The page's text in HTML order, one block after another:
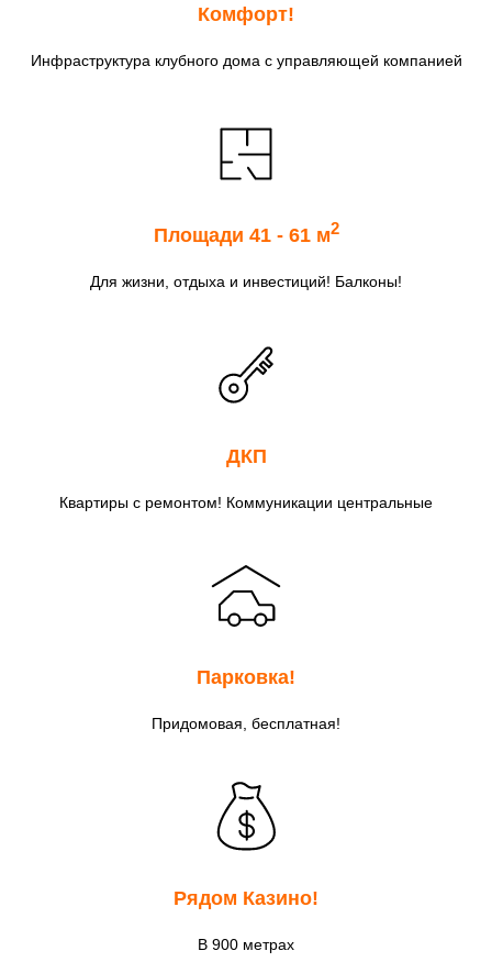
Комфорт!
Инфраструктура клубного дома с управляющей компанией
Площади 41 - 61 м2
Для жизни, отдыха и инвестиций! Балконы!
ДКП
Квартиры с ремонтом! Коммуникации центральные
Парковка!
Придомовая, бесплатная!
Рядом Казино!
В 900 метрах